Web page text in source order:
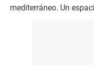
mediterráneo. Un